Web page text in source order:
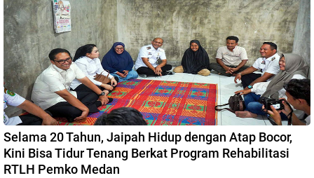
Selama 20 Tahun, Jaipah Hidup dengan Atap Bocor,
Kini Bisa Tidur Tenang Berkat Program Rehabilitasi
RTLH Pemko Medan